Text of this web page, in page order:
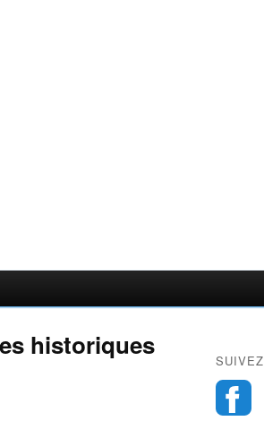
historiques